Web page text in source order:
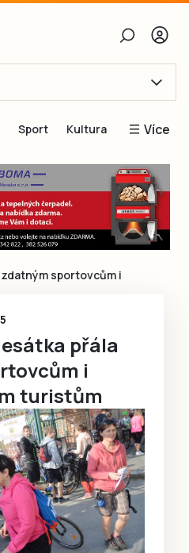
Obnovit heslo
se
chci se
Sport Kultura Více
Blogy
Inspirace
Čtenáři píší
Speciální přílohy
sportovcům i
přála
i
turistům